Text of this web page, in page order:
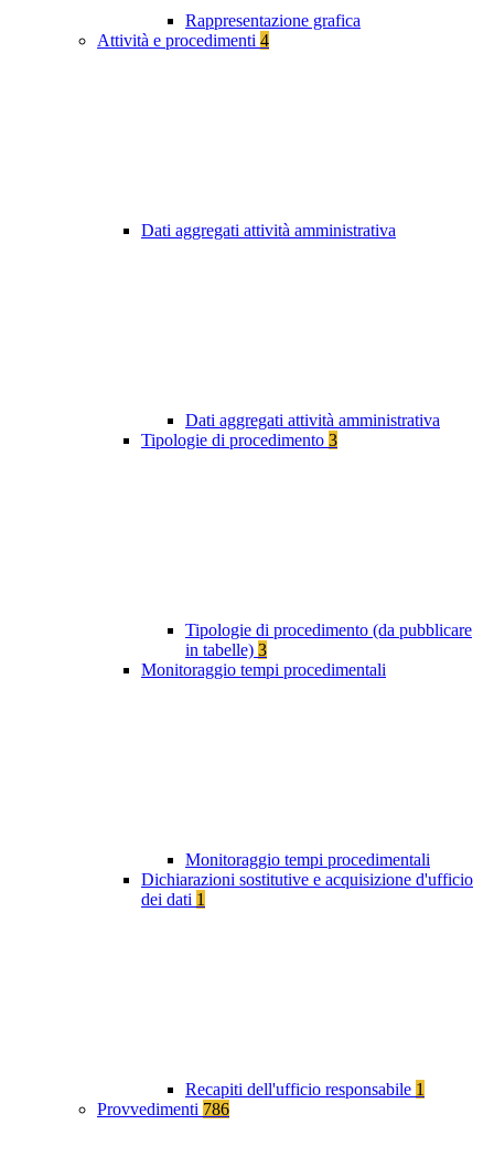
Rappresentazione grafica
Attività e procedimenti 4
Dati aggregati attività amministrativa
Dati aggregati attività amministrativa
Tipologie di procedimento 3
Tipologie di procedimento (da pubblicare
in tabelle) 3
Monitoraggio tempi procedimentali
Monitoraggio tempi procedimentali
Dichiarazioni sostitutive e acquisizione d'ufficio
dei dati 1
Recapiti dell'ufficio responsabile 1
Provvedimenti 786